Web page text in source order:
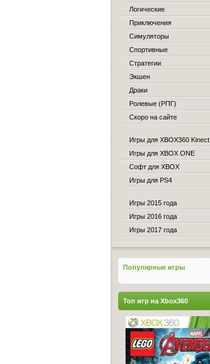
Логические
Приключения
Симуляторы
Спортивные
Стратегии
Экшен
Драки
Ролевые (РПГ)
Скоро на сайте
Игры для XBOX360 Kinect
Игры для XBOX ONE
Софт для XBOX
Игры для PS4
Игры 2015 года
Игры 2016 года
Игры 2017 года
Популярные игры
Топ игр на Xbox360